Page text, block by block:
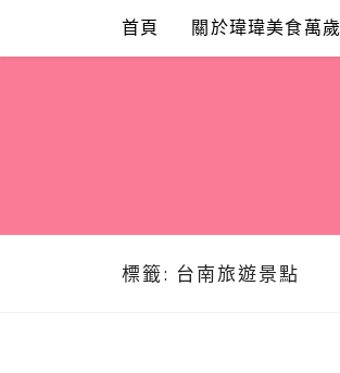
content
首頁 關於瑋瑋美食萬歲
標籤: 台南旅遊景點